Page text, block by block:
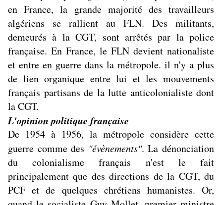
en France, la grande majorité des travailleurs
algériens se rallient au FLN. Des militants,
demeurés à la CGT, sont arrêtés par la police
française. En France, le FLN devient nationaliste
et entre en guerre dans la métropole. il n'y a plus
de lien organique entre lui et les mouvements
français partisans de la lutte anticolonialiste dont
la CGT.
L'opinion politique française
De 1954 à 1956, la métropole considère cette
guerre comme des "évènements". La dénonciation
du colonialisme français n'est le fait
principalement que des directions de la CGT, du
PCF et de quelques chrétiens humanistes. Or,